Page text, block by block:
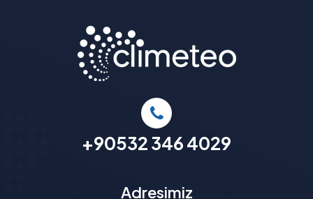
+90532 346 4029
Adresimiz